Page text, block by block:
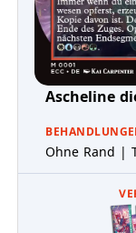
Ascheline
Ohne Rand |